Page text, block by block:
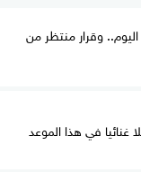
اليوم.. وقرار منتظر من
في هذا الموعد